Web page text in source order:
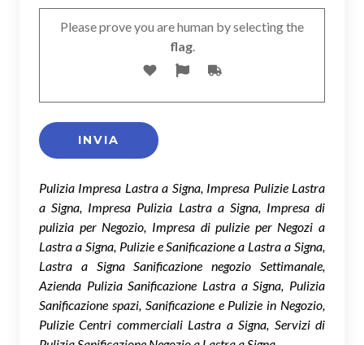
Please prove you are human by selecting the
flag.
Pulizia Impresa Lastra a Signa, Impresa Pulizie Lastra
a Signa, Impresa Pulizia Lastra a Signa, Impresa di
pulizia per Negozio, Impresa di pulizie per Negozi a
Lastra a Signa, Pulizie e Sanificazione a Lastra a Signa,
Lastra a Signa Sanificazione negozio Settimanale,
Azienda Pulizia Sanificazione Lastra a Signa, Pulizia
Sanificazione spazi, Sanificazione e Pulizie in Negozio,
Pulizie Centri commerciali Lastra a Signa, Servizi di